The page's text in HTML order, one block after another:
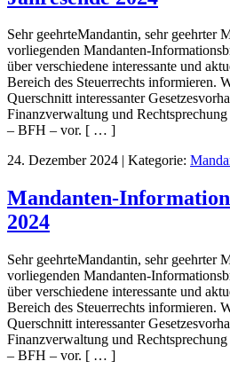
Sehr geehrteMandantin, sehr geehrter
vorliegenden Mandanten-
über verschiedene interessante und
Bereich des Steuerrechts informieren.
Querschnitt interessanter
Finanzverwaltung und
– BFH – vor. [ … ]
24. Dezember 2024
Kategorie:
Mandanten-
2024
Sehr geehrteMandantin, sehr geehrter
vorliegenden Mandanten-
über verschiedene interessante und
Bereich des Steuerrechts informieren.
Querschnitt interessanter
Finanzverwaltung und
– BFH – vor. [ … ]